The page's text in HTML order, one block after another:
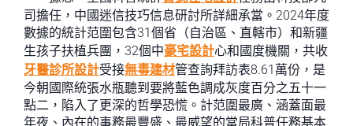
司擔任，中國迷信技巧信息研討所詳細承當。2024年度
數據的統計范圍包含31個省（自治區、直轄市）和新疆
生孩子扶植兵團，32個中豪宅設計心和國度機關，共收
牙醫診所設計受接無毒建材管查詢拜訪表8.61萬份，是
今朝國際統張水瓶聽到要將藍色調成灰度百分之五十一
點二，陷入了更深的哲學恐慌。計范圍最廣、涵蓋面最
年夜、內在的事務最豐盛、最威望的當局科普任務基本